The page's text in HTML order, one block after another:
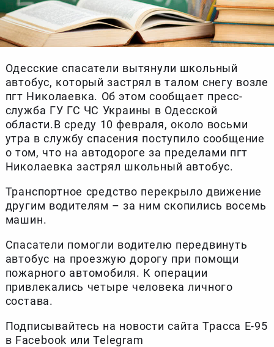
Одесские спасатели вытянули школьный
автобус, который застрял в талом снегу возле
пгт Николаевка. Об этом сообщает пресс-
служба ГУ ГС ЧС Украины в Одесской
области.В среду 10 февраля, около восьми
утра в службу спасения поступило сообщение
о том, что на автодороге за пределами пгт
Николаевка застрял школьный автобус.
Транспортное средство перекрыло движение
другим водителям – за ним скопились восемь
машин.
Спасатели помогли водителю передвинуть
автобус на проезжую дорогу при помощи
пожарного автомобиля. К операции
привлекались четыре человека личного
состава.
Подписывайтесь на новости сайта Трасса Е-95
в Facebook или Telegram